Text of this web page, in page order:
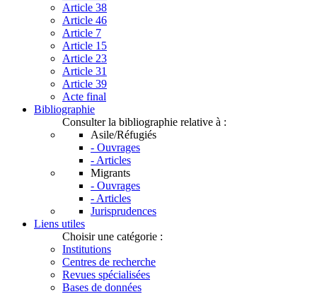
Article 38
Article 46
Article 7
Article 15
Article 23
Article 31
Article 39
Acte final
Bibliographie
Consulter la bibliographie relative à :
Asile/Réfugiés
- Ouvrages
- Articles
Migrants
- Ouvrages
- Articles
Jurisprudences
Liens utiles
Choisir une catégorie :
Institutions
Centres de recherche
Revues spécialisées
Bases de données